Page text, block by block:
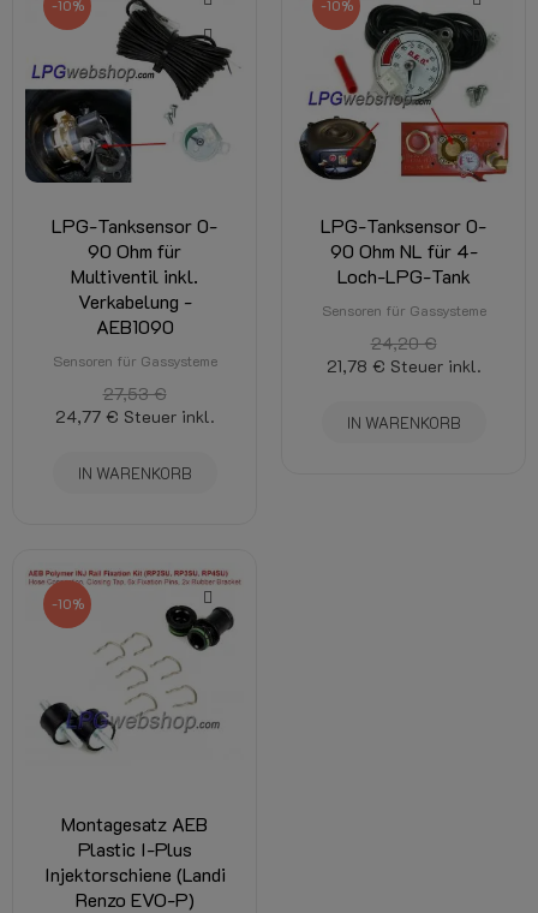
-10%
LPG-Tanksensor 0-
90 Ohm für
Multiventil inkl.
Verkabelung -
AEB1090
Sensoren für Gassysteme
27,53 €
24,77 € Steuer inkl.
IN WARENKORB
-10%
LPG-Tanksensor 0-
90 Ohm NL für 4-
Loch-LPG-Tank
Sensoren für Gassysteme
24,20 €
21,78 € Steuer inkl.
IN WARENKORB
-10%
Montagesatz AEB
Plastic I-Plus
Injektorschiene (Landi
Renzo EVO-P)